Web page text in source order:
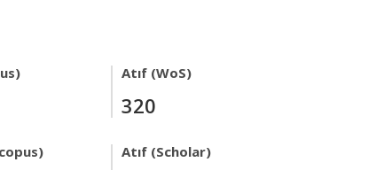
Atıf (WoS)
320
Atıf (Scholar)